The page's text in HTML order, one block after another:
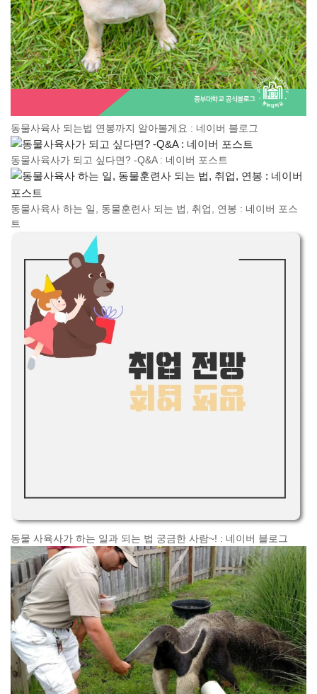
동물사육사 되는법 연봉까지 알아볼게요 : 네이버 블로그
동물사육사가 되고 싶다면? -Q&A : 네이버 포스트
동물사육사 하는 일, 동물훈련사 되는 법, 취업, 연봉 : 네이버 포스
트
동물 사육사가 하는 일과 되는 법 궁금한 사람~! : 네이버 블로그